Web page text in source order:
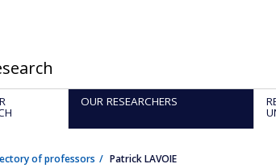
OUR RESEARCHERS
of professors Patrick LAVOIE